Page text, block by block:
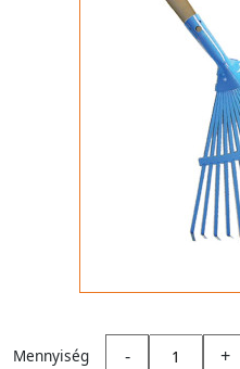
Mennyiség - +